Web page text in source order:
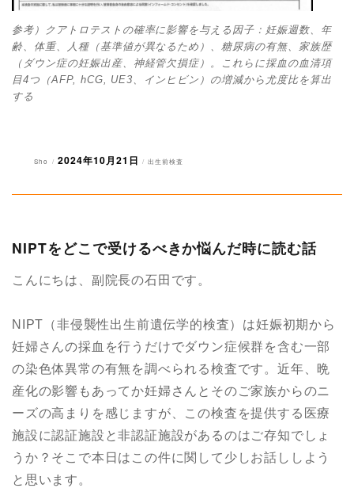
参考）クアトロテストの確率に影響を与える因子：妊娠週数、年
齢、体重、人種（基準値が異なるため）、糖尿病の有無、家族歴
（ダウン症の妊娠出産、神経管欠損症）。これらに採血の血清項
目4つ（AFP, hCG, UE3、インヒビン）の増減から尤度比を算出
する
投
Sho
投
2024年10月21日
カ
出生前検査
NIPTをどこで受けるべきか悩んだ時に読む話
こんにちは、副院長の石田です。
NIPT（非侵襲性出生前遺伝学的検査）は妊娠初期から
妊婦さんの採血を行うだけでダウン症候群を含む一部
の染色体異常の有無を調べられる検査です。近年、晩
産化の影響もあってか妊婦さんとそのご家族からのニ
ーズの高まりを感じますが、この検査を提供する医療
施設に認証施設と非認証施設があるのはご存知でしょ
うか？そこで本日はこの件に関して少しお話ししよう
と思います。